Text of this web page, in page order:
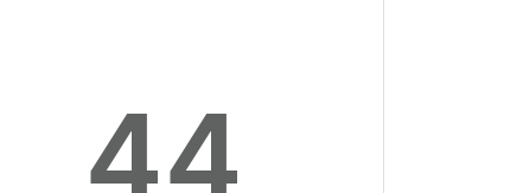
43